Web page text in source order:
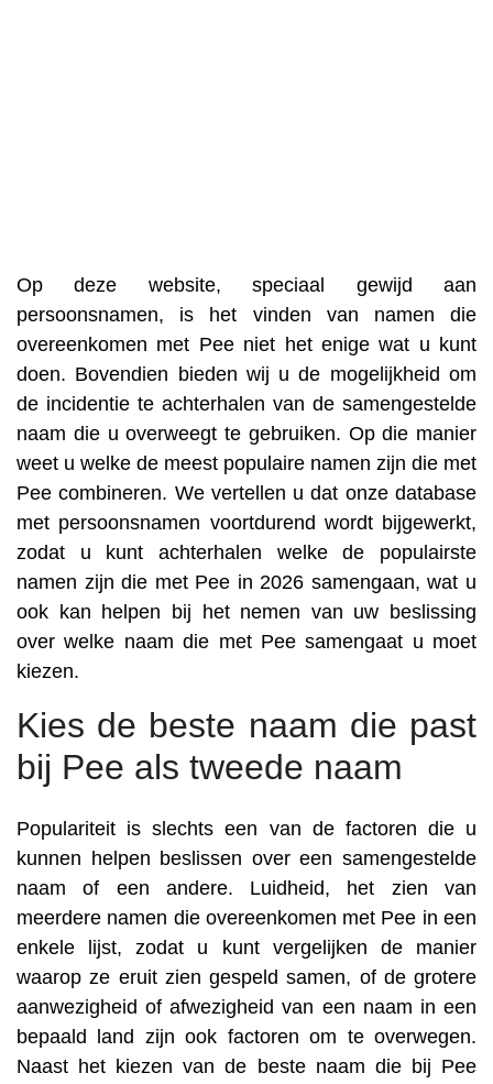
Op deze website, speciaal gewijd aan
persoonsnamen, is het vinden van namen die
overeenkomen met Pee niet het enige wat u kunt
doen. Bovendien bieden wij u de mogelijkheid om
de incidentie te achterhalen van de samengestelde
naam die u overweegt te gebruiken. Op die manier
weet u welke de meest populaire namen zijn die met
Pee combineren. We vertellen u dat onze database
met persoonsnamen voortdurend wordt bijgewerkt,
zodat u kunt achterhalen welke de populairste
namen zijn die met Pee in 2026 samengaan, wat u
ook kan helpen bij het nemen van uw beslissing
over welke naam die met Pee samengaat u moet
kiezen.
Kies de beste naam die past
bij Pee als tweede naam
Populariteit is slechts een van de factoren die u
kunnen helpen beslissen over een samengestelde
naam of een andere. Luidheid, het zien van
meerdere namen die overeenkomen met Pee in een
enkele lijst, zodat u kunt vergelijken de manier
waarop ze eruit zien gespeld samen, of de grotere
aanwezigheid of afwezigheid van een naam in een
bepaald land zijn ook factoren om te overwegen.
Naast het kiezen van de beste naam die bij Pee